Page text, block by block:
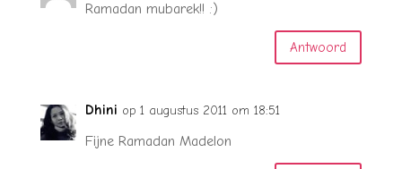
Ramadan mubarek!! :)
Antwoord
Dhini op 1 augustus 2011 om 18:51
Fijne Ramadan Madelon